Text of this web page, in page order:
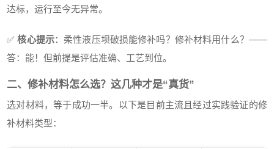
达标，运行至今无异常。
✅核心提示：柔性液压坝破损能修补吗？修补材料用什么？——
答：能！但前提是评估准确、工艺到位。
二、修补材料怎么选？这几种才是“真货”
选对材料，等于成功一半。以下是目前主流且经过实践验证的修
补材料类型：